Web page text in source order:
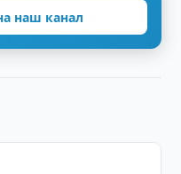
наш канал